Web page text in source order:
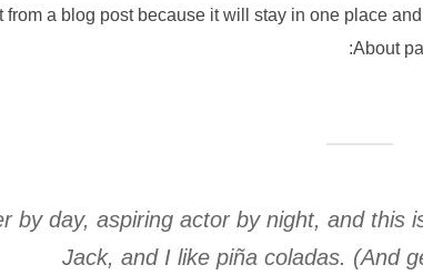
from a blog post because it will stay in one place
About
by day, aspiring actor by night, and
Jack, and I like piña coladas. (And